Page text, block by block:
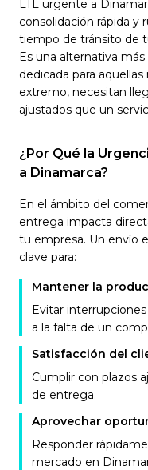
LTL urgente a
consolidación rápida y
tiempo de tránsito de
Es una alternativa
dedicada para
extremo, necesitan
ajustados que un
¿Por Qué la
a Dinamarca?
En el ámbito del
entrega impacta
tu empresa. Un envío
clave para:
Mantener la
Evitar
a la falta de un
Satisfacción del
Cumplir con plazos
de entrega.
Aprovechar
Responder
mercado en